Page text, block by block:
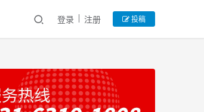
登录 注册 投稿